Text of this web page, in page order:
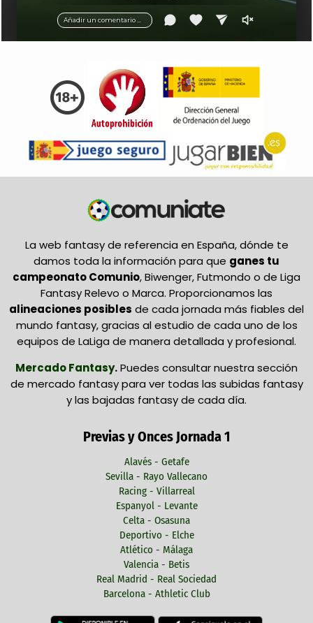
Añadir un comentario ...
La web fantasy de referencia en España, dónde te
damos toda la información para que ganes tu
campeonato Comunio, Biwenger, Futmondo o de Liga
Fantasy Relevo o Marca. Proporcionamos las
alineaciones posibles de cada jornada más fiables del
mundo fantasy, gracias al estudio de cada uno de los
equipos de LaLiga de manera detallada y profesional.
Mercado Fantasy.Puedes consultar nuestra sección
de mercado fantasy para ver todas las subidas fantasy
y las bajadas fantasy de cada día.
Previas y Onces Jornada 1
Alavés - Getafe
Sevilla - Rayo Vallecano
Racing - Villarreal
Espanyol - Levante
Celta - Osasuna
Deportivo - Elche
Atlético - Málaga
Valencia - Betis
Real Madrid - Real Sociedad
Barcelona - Athletic Club